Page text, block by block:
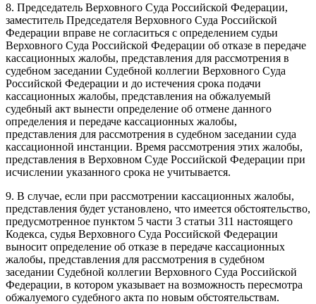
8. Председатель Верховного Суда Российской Федерации,
заместитель Председателя Верховного Суда Российской
Федерации вправе не согласиться с определением судьи
Верховного Суда Российской Федерации об отказе в передаче
кассационных жалобы, представления для рассмотрения в
судебном заседании Судебной коллегии Верховного Суда
Российской Федерации и до истечения срока подачи
кассационных жалобы, представления на обжалуемый
судебный акт вынести определение об отмене данного
определения и передаче кассационных жалобы,
представления для рассмотрения в судебном заседании суда
кассационной инстанции. Время рассмотрения этих жалобы,
представления в Верховном Суде Российской Федерации при
исчислении указанного срока не учитывается.
9. В случае, если при рассмотрении кассационных жалобы,
представления будет установлено, что имеется обстоятельство,
предусмотренное пунктом 5 части 3 статьи 311 настоящего
Кодекса, судья Верховного Суда Российской Федерации
выносит определение об отказе в передаче кассационных
жалобы, представления для рассмотрения в судебном
заседании Судебной коллегии Верховного Суда Российской
Федерации, в котором указывает на возможность пересмотра
обжалуемого судебного акта по новым обстоятельствам.